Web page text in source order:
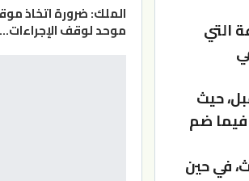
التي
في
17 شباط المقبل، حيث
فيما ضم
في حين
الملك: ضرورة اتخاذ
موحد لوقف الإجراءات…